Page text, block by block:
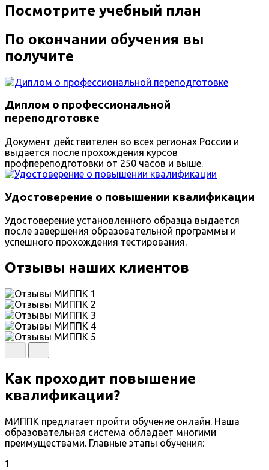
Посмотрите учебный план
По окончании обучения вы
получите
Диплом о профессиональной
переподготовке
Документ действителен во всех регионах России и
выдается после прохождения курсов
профпереподготовки от 250 часов и выше.
Удостоверение о повышении квалификации
Удостоверение установленного образца выдается
после завершения образовательной программы и
успешного прохождения тестирования.
Отзывы наших клиентов
Как проходит повышение
квалификации?
МИППК предлагает пройти обучение онлайн. Наша
образовательная система обладает многими
преимуществами. Главные этапы обучения:
1